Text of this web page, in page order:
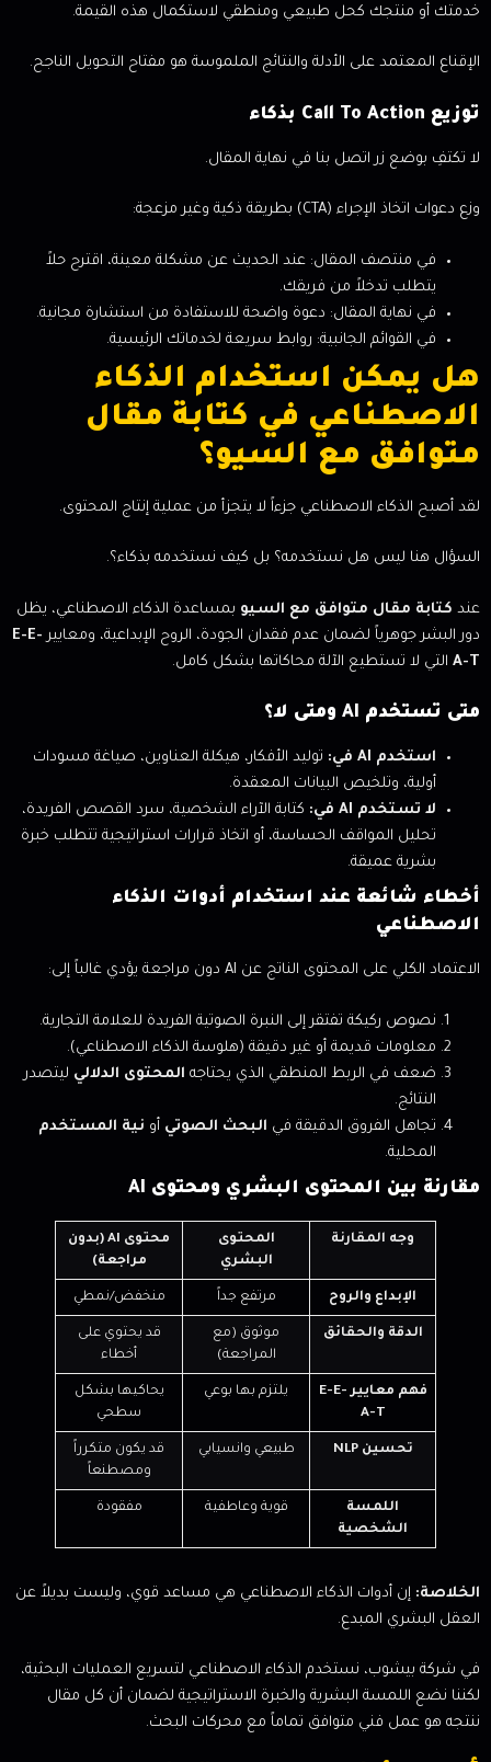
خدمتك أو منتجك كحل طبيعي ومنطقي لاستكمال هذه القيمة.
الإقناع المعتمد على الأدلة والنتائج الملموسة هو مفتاح التحويل الناجح.
توزيع Call To Action بذكاء
لا تكتفِ بوضع زر اتصل بنا في نهاية المقال.
وزع دعوات اتخاذ الإجراء (CTA) بطريقة ذكية وغير مزعجة:
في منتصف المقال: عند الحديث عن مشكلة معينة، اقترح حلاً
يتطلب تدخلاً من فريقك.
في نهاية المقال: دعوة واضحة للاستفادة من استشارة مجانية.
في القوائم الجانبية: روابط سريعة لخدماتك الرئيسية.
هل يمكن استخدام الذكاء
الاصطناعي في كتابة مقال
متوافق مع السيو؟
لقد أصبح الذكاء الاصطناعي جزءاً لا يتجزأ من عملية إنتاج المحتوى.
السؤال هنا ليس هل نستخدمه؟ بل كيف نستخدمه بذكاء؟.
عند كتابة مقال متوافق مع السيو بمساعدة الذكاء الاصطناعي، يظل
دور البشر جوهرياً لضمان عدم فقدان الجودة، الروح الإبداعية، ومعايير E-E-
A-T التي لا تستطيع الآلة محاكاتها بشكل كامل.
متى تستخدم AI ومتى لا؟
استخدم AI في:
توليد الأفكار، هيكلة العناوين، صياغة مسودات
أولية، وتلخيص البيانات المعقدة.
لا تستخدم AI في:
كتابة الآراء الشخصية، سرد القصص الفريدة،
تحليل المواقف الحساسة، أو اتخاذ قرارات استراتيجية تتطلب خبرة
بشرية عميقة.
أخطاء شائعة عند استخدام أدوات الذكاء
الاصطناعي
الاعتماد الكلي على المحتوى الناتج عن AI دون مراجعة يؤدي غالباً إلى:
نصوص ركيكة تفتقر إلى النبرة الصوتية الفريدة للعلامة التجارية.
معلومات قديمة أو غير دقيقة (هلوسة الذكاء الاصطناعي).
ضعف في الربط المنطقي الذي يحتاجه المحتوى الدلالي ليتصدر
النتائج.
تجاهل الفروق الدقيقة في البحث الصوتي أو نية المستخدم
المحلية.
مقارنة بين المحتوى البشري ومحتوى AI
وجه المقارنة
المحتوى
البشري
محتوى AI (بدون
مراجعة)
الإبداع والروح مرتفع جداً منخفض/نمطي
الدقة والحقائق
موثوق (مع
المراجعة)
قد يحتوي على
أخطاء
فهم معايير E-E-
A-T
يلتزم بها بوعي
يحاكيها بشكل
سطحي
تحسين NLP طبيعي وانسيابي
قد يكون متكرراً
ومصطنعاً
اللمسة
الشخصية
قوية وعاطفية مفقودة
الخلاصة: إن أدوات الذكاء الاصطناعي هي مساعد قوي، وليست بديلاً عن
العقل البشري المبدع.
في شركة بيشوب، نستخدم الذكاء الاصطناعي لتسريع العمليات البحثية،
لكننا نضع اللمسة البشرية والخبرة الاستراتيجية لضمان أن كل مقال
ننتجه هو عمل فني متوافق تماماً مع محركات البحث.